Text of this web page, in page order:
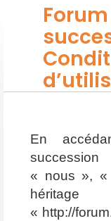
En
« nous »,
« http://